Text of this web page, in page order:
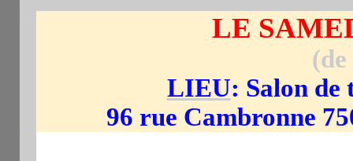
LE
LIEU: Salon de
96 rue Cambronne